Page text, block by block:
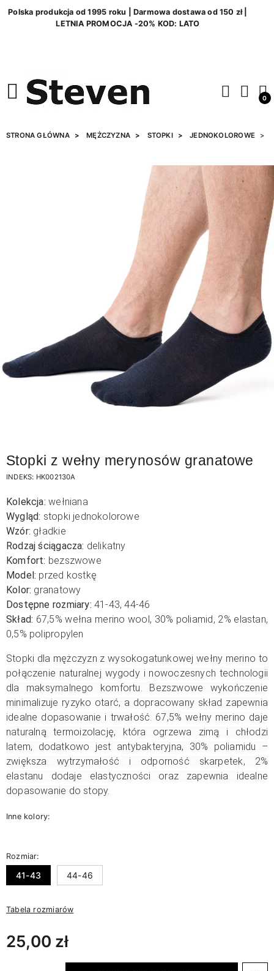
Polska produkcja od 1995 roku | Darmowa dostawa od 150 zł |
LETNIA PROMOCJA -20% KOD: LATO
0
STRONA GŁÓWNA MĘŻCZYZNA STOPKI JEDNOKOLOROWE
Stopki z wełny merynosów granatowe
INDEKS: HK002130A
Kolekcja: wełniana
Wygląd: stopki jednokolorowe
Wzór: gładkie
Rodzaj ściągacza: delikatny
Komfort: bezszwowe
Model: przed kostkę
Kolor: granatowy
Dostępne rozmiary: 41-43, 44-46
Skład: 67,5% wełna merino wool, 30% poliamid, 2% elastan,
0,5% polipropylen
Stopki dla mężczyzn z wysokogatunkowej wełny merino to
połączenie naturalnej wygody i nowoczesnych technologii
dla maksymalnego komfortu. Bezszwowe wykończenie
minimalizuje ryzyko otarć, a dopracowany skład zapewnia
idealne dopasowanie i trwałość. 67,5% wełny merino daje
naturalną termoizolację, która ogrzewa zimą i chłodzi
latem, dodatkowo jest antybakteryjna, 30% poliamidu –
zwiększa wytrzymałość i odporność skarpetek, 2%
elastanu dodaje elastyczności oraz zapewnia idealne
dopasowanie do stopy.
Inne kolory:
Rozmiar:
41-43 44-46
Tabela rozmiarów
25,00 zł